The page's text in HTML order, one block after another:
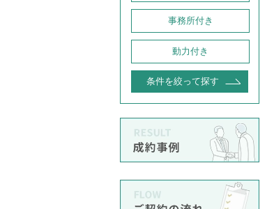
事務所付き
動力付き
条件を絞って探す